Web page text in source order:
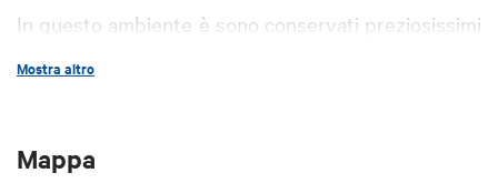
In questo ambiente è sono conservati preziosissimi
attrezzi, manoscritti, pubblicazioni provenienti da
stesso.
Mostra altro
Mappa